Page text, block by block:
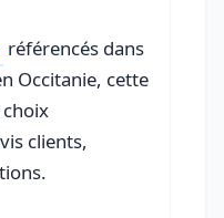
référencés dans
Occitanie, cette
clients,